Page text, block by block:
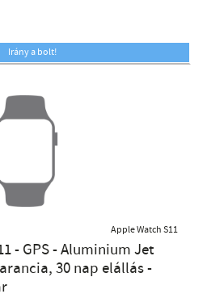
Irány a bolt!
Apple Watch S11
- GPS - Aluminium Jet
30 nap elállás -